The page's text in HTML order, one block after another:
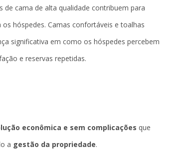
de cama de alta qualidade contribuem para
hóspedes. Camas confortáveis e toalhas
significativa em como os hóspedes percebem
e reservas repetidas.
econômica e sem complicações que
a gestão da propriedade.